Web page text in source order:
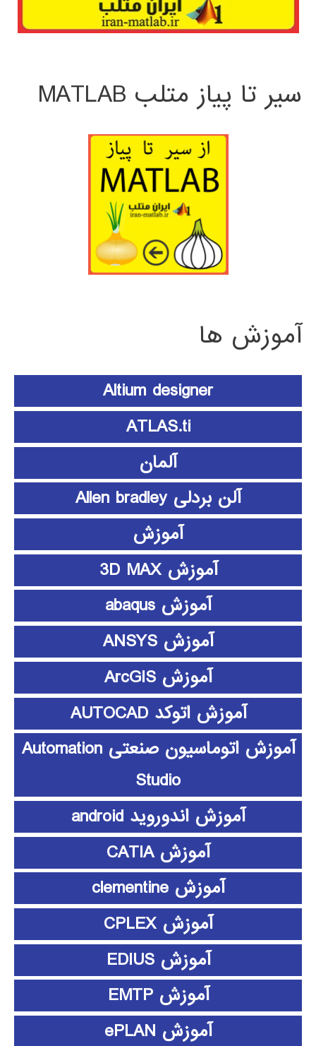
سیر تا پیاز متلب MATLAB
آموزش ها
Altium designer
ATLAS.ti
آلمان
آلن بردلی Allen bradley
آموزش
آموزش 3D MAX
آموزش abaqus
آموزش ANSYS
آموزش ArcGIS
آموزش اتوکد AUTOCAD
آموزش اتوماسیون صنعتی Automation
Studio
آموزش اندوروید android
آموزش CATIA
آموزش clementine
آموزش CPLEX
آموزش EDIUS
آموزش EMTP
آموزش ePLAN